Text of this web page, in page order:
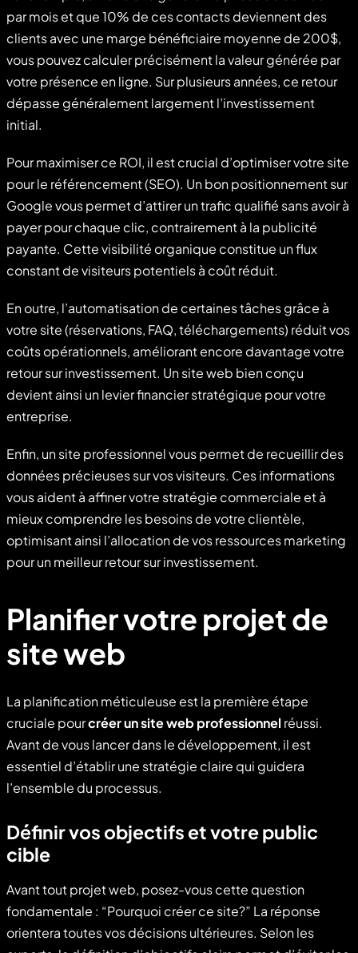
par mois et que 10% de ces contacts deviennent des
clients avec une marge bénéficiaire moyenne de 200$,
vous pouvez calculer précisément la valeur générée par
votre présence en ligne. Sur plusieurs années, ce retour
dépasse généralement largement l’investissement
initial.
Pour maximiser ce ROI, il est crucial d’optimiser votre site
pour le référencement (SEO). Un bon positionnement sur
Google vous permet d’attirer un trafic qualifié sans avoir à
payer pour chaque clic, contrairement à la publicité
payante. Cette visibilité organique constitue un flux
constant de visiteurs potentiels à coût réduit.
En outre, l’automatisation de certaines tâches grâce à
votre site (réservations, FAQ, téléchargements) réduit vos
coûts opérationnels, améliorant encore davantage votre
retour sur investissement. Un site web bien conçu
devient ainsi un levier financier stratégique pour votre
entreprise.
Enfin, un site professionnel vous permet de recueillir des
données précieuses sur vos visiteurs. Ces informations
vous aident à affiner votre stratégie commerciale et à
mieux comprendre les besoins de votre clientèle,
optimisant ainsi l’allocation de vos ressources marketing
pour un meilleur retour sur investissement.
Planifier votre projet de
site web
La planification méticuleuse est la première étape
cruciale pourcréer un site web professionnel réussi.
Avant de vous lancer dans le développement, il est
essentiel d’établir une stratégie claire qui guidera
l’ensemble du processus.
Définir vos objectifs et votre public
cible
Avant tout projet web, posez-vous cette question
fondamentale : “Pourquoi créer ce site?” La réponse
orientera toutes vos décisions ultérieures. Selon les